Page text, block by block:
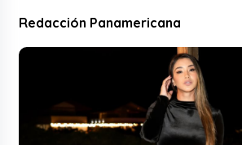
Redacción Panamericana